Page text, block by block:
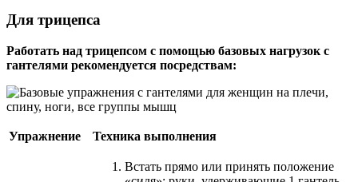
Для трицепса
Работать над трицепсом с помощью базовых нагрузок с
гантелями рекомендуется посредствам:
Упражнение Техника выполнения
Встать прямо или принять положение